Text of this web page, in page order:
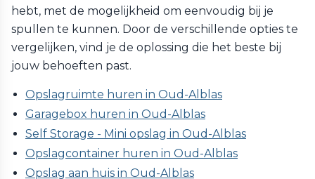
hebt, met de mogelijkheid om eenvoudig bij je
spullen te kunnen. Door de verschillende opties te
vergelijken, vind je de oplossing die het beste bij
jouw behoeften past.
Opslagruimte huren in Oud-Alblas
Garagebox huren in Oud-Alblas
Self Storage - Mini opslag in Oud-Alblas
Opslagcontainer huren in Oud-Alblas
Opslag aan huis in Oud-Alblas